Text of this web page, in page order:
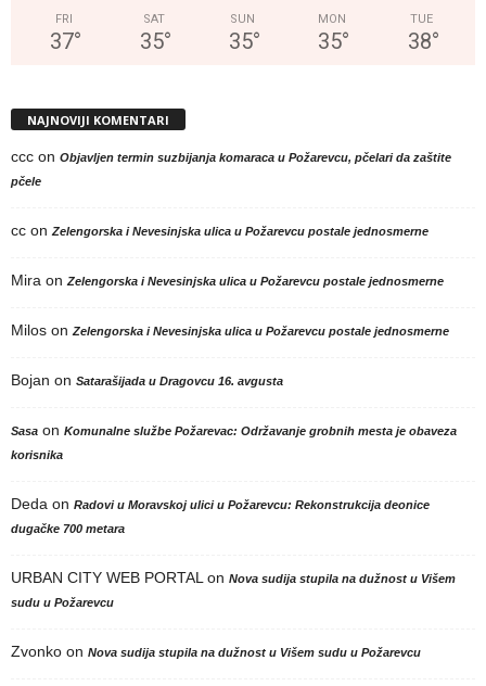
FRI
37°
SAT
35°
SUN
35°
MON
35°
TUE
38°
NAJNOVIJI KOMENTARI
ccc on Objavljen termin suzbijanja komaraca u Požarevcu, pčelari da zaštite
pčele
cc on Zelengorska i Nevesinjska ulica u Požarevcu postale jednosmerne
Mira on Zelengorska i Nevesinjska ulica u Požarevcu postale jednosmerne
Milos on Zelengorska i Nevesinjska ulica u Požarevcu postale jednosmerne
Bojan on Satarašijada u Dragovcu 16. avgusta
Sasa on Komunalne službe Požarevac: Održavanje grobnih mesta je obaveza
korisnika
Deda on Radovi u Moravskoj ulici u Požarevcu: Rekonstrukcija deonice
dugačke 700 metara
URBAN CITY WEB PORTAL on Nova sudija stupila na dužnost u Višem
sudu u Požarevcu
Zvonko on Nova sudija stupila na dužnost u Višem sudu u Požarevcu